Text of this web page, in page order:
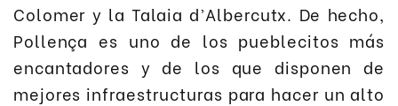
Colomer y la Talaia d’Albercutx. De hecho,
Pollença es uno de los pueblecitos más
encantadores y de los que disponen de
mejores infraestructuras para hacer un alto